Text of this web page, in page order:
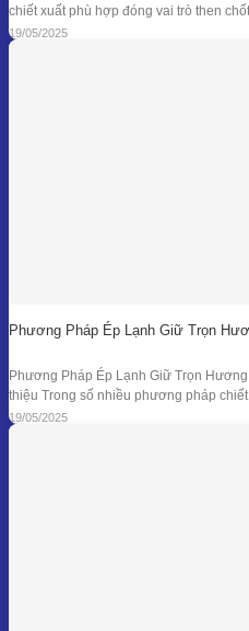
chiết xuất phù hợp đóng vai trò then
thành phẩm – đặc biệt là đối với những
Khi các phương pháp truyền thống như
19/05/2025
Phương Pháp Ép Lạnh Giữ Trọn
Phương Pháp Ép Lạnh Giữ Trọn
thiệu Trong số nhiều phương pháp
một trong những kỹ thuật đối với
quả có mùi hương tươi mát như
19/05/2025